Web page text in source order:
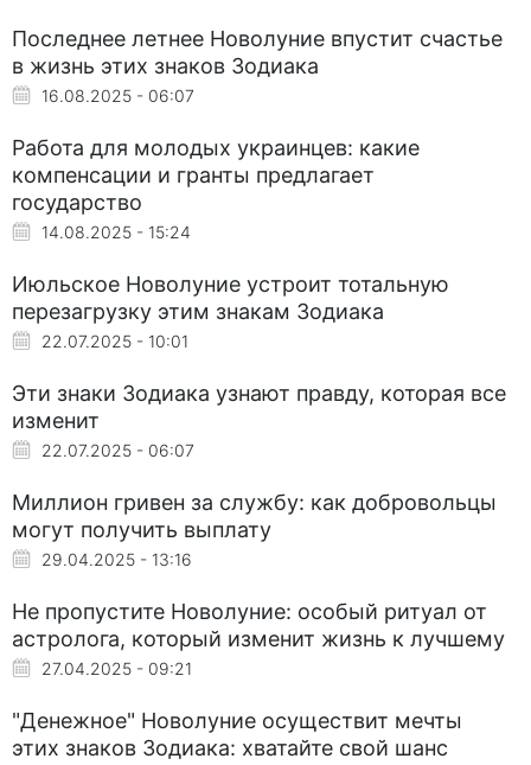
Последнее летнее Новолуние впустит счастье
в жизнь этих знаков Зодиака
16.08.2025 - 06:07
Работа для молодых украинцев: какие
компенсации и гранты предлагает
государство
14.08.2025 - 15:24
Июльское Новолуние устроит тотальную
перезагрузку этим знакам Зодиака
22.07.2025 - 10:01
Эти знаки Зодиака узнают правду, которая все
изменит
22.07.2025 - 06:07
Миллион гривен за службу: как добровольцы
могут получить выплату
29.04.2025 - 13:16
Не пропустите Новолуние: особый ритуал от
астролога, который изменит жизнь к лучшему
27.04.2025 - 09:21
"Денежное" Новолуние осуществит мечты
этих знаков Зодиака: хватайте свой шанс